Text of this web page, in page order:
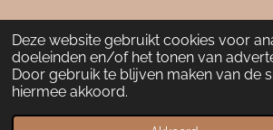
Deze website gebruikt cookies voor
doeleinden en/of het tonen van
Door gebruik te blijven maken van de
hiermee akkoord.
s
e
Boven de €